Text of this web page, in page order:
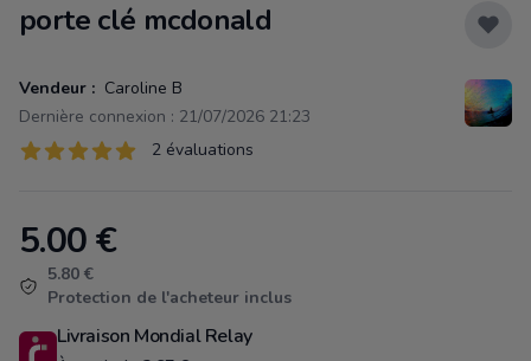
porte clé mcdonald
Vendeur : Caroline B
Dernière connexion : 21/07/2026 21:23
Évaluations
2 sur 5 étoiles 2 évaluations
Product information
5.00€
5.80 €
Protection de l'acheteur inclus
Livraison Mondial Relay